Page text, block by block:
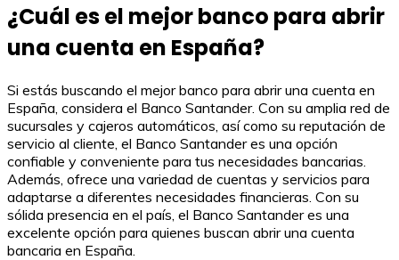
¿Cuál es el mejor banco para abrir
una cuenta en España?
Si estás buscando el mejor banco para abrir una cuenta en
España, considera el Banco Santander. Con su amplia red de
sucursales y cajeros automáticos, así como su reputación de
servicio al cliente, el Banco Santander es una opción
confiable y conveniente para tus necesidades bancarias.
Además, ofrece una variedad de cuentas y servicios para
adaptarse a diferentes necesidades financieras. Con su
sólida presencia en el país, el Banco Santander es una
excelente opción para quienes buscan abrir una cuenta
bancaria en España.